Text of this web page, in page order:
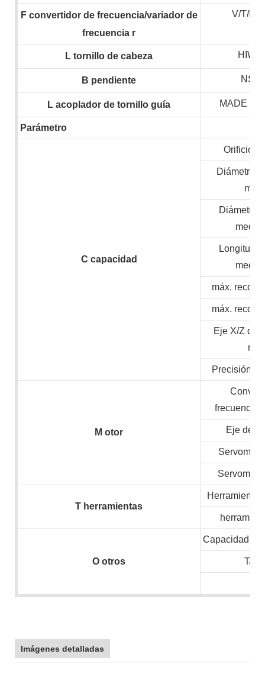
Fconvertidor de frecuencia/variador de
frecuencia r
V/T/
L tornillo de cabeza
B pendiente
L acoplador de tornillo guía MADE IN
Parámetro
C capacidad
Orificio
Diámetro
Diámetro
Longitud
máx.
máx.
Eje X/Z de
Precisión
M otor
frecuencia/
Eje de
T herramientas
O otros
Capacidad
Imágenes detalladas